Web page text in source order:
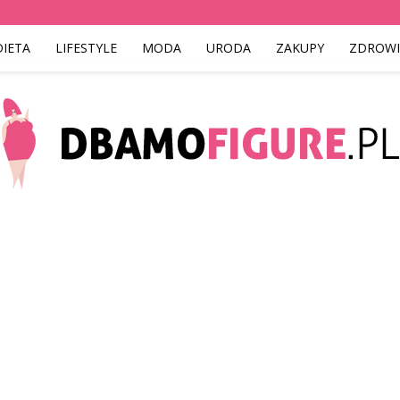
LIFESTYLE MODA URODA ZAKUPY